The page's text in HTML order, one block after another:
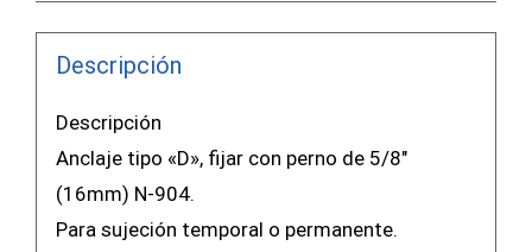
Descripción
Descripción
Anclaje tipo «D», fijar con perno de 5/8″
(16mm) N-904.
Para sujeción temporal o permanente.